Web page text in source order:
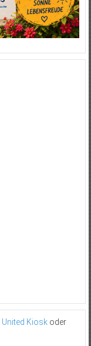
United Kioskoder